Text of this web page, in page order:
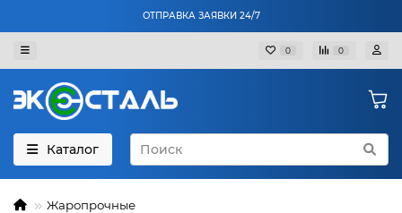
ОТПРАВКА ЗАЯВКИ 24/7
0 0
Каталог
Жаропрочные